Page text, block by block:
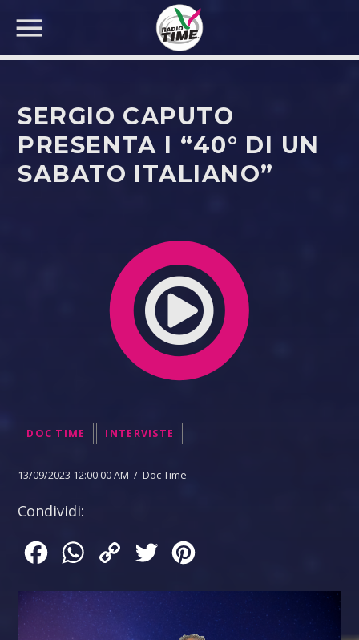
CERCA NEL SITO WEB:
SERGIO CAPUTO
PRESENTA I “40° DI UN
SABATO ITALIANO”
DOC TIME INTERVISTE
13/09/2023 12:00:00 AM / Doc Time
Condividi:
FacebookWhatsApp
Copy
Twitter